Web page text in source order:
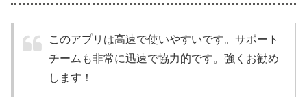
このアプリは高速で使いやすいです。サポート
チームも非常に迅速で協力的です。強くお勧め
します！